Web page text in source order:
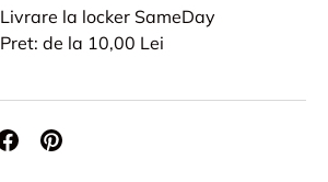
Livrare la locker SameDay
Pret: de la 10,00 Lei